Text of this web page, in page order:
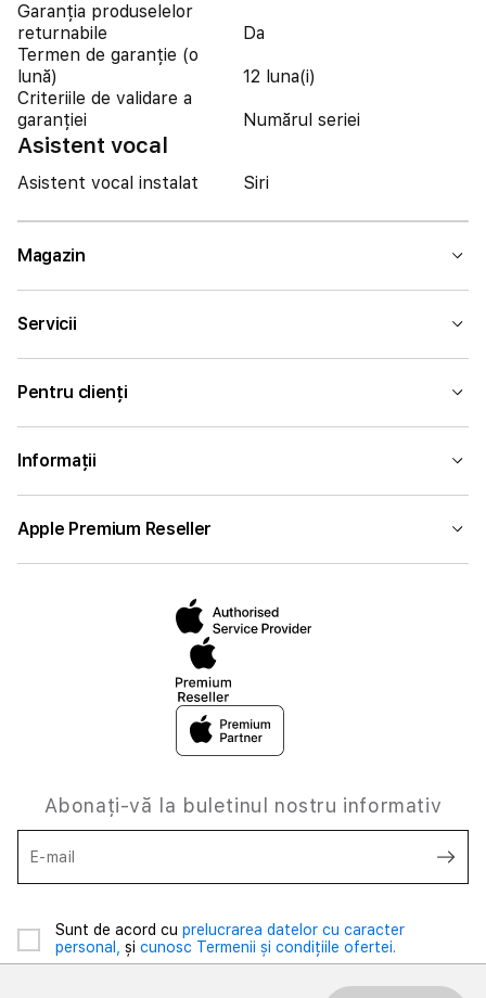
Garanția produselelor
returnabile
Da
Termen de garanție (o
lună)
12 luna(i)
Criteriile de validare a
garanției
Numărul seriei
Asistent vocal
Asistent vocal instalat Siri
Magazin
Servicii
Pentru clienți
Informații
Apple Premium Reseller
Abonați-vă la buletinul nostru informativ
E-mail
Sunt de acord cu prelucrarea datelor cu caracter
personal, și cunosc Termenii și condițiile ofertei.